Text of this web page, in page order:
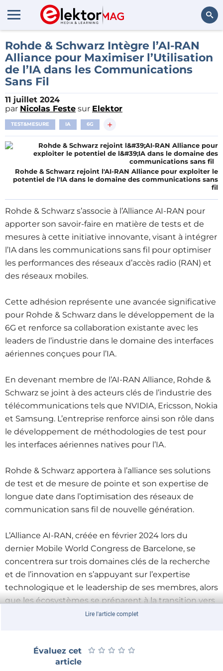
Rechercher
Rohde & Schwarz Intègre l’AI-RAN
Alliance pour Maximiser l’Utilisation
de l’IA dans les Communications
Sans Fil
11 juillet 2024
par Nicolas Feste sur Elektor
TEST&MESURE IA 6G +
Rohde & Schwarz rejoint l'AI-RAN Alliance pour exploiter le
potentiel de l'IA dans le domaine des communications sans
fil
Rohde & Schwarz s’associe à l’Alliance AI-RAN pour
apporter son savoir-faire en matière de tests et de
mesures à cette initiative innovante, visant à intégrer
l’IA dans les communications sans fil pour optimiser
les performances des réseaux d’accès radio (RAN) et
des réseaux mobiles.
Cette adhésion représente une avancée significative
pour Rohde & Schwarz dans le développement de la
6G et renforce sa collaboration existante avec les
leaders de l’industrie dans le domaine des interfaces
aériennes conçues pour l’IA.
En devenant membre de l’AI-RAN Alliance, Rohde &
Schwarz se joint à des acteurs clés de l’industrie des
télécommunications tels que NVIDIA, Ericsson, Nokia
et Samsung. L’entreprise renforce ainsi son rôle dans
le développement de méthodologies de test pour
les interfaces aériennes natives pour l’IA.
Rohde & Schwarz apportera à l’alliance ses solutions
de test et de mesure de pointe et son expertise de
longue date dans l’optimisation des réseaux de
communication sans fil de nouvelle génération.
L’Alliance AI-RAN, créée en février 2024 lors du
dernier Mobile World Congress de Barcelone, se
concentrera sur trois domaines clés de la recherche
et de l’innovation en s’appuyant sur l’expertise
technologique et le leadership de ses membres, alors
que les écosystèmes se préparent à la transition vers
spectrale.
IA et RAN : intégrer les processus IA et RAN
Lire l'article complet
Évaluez cet
article
★ ★ ★ ★ ★
★ ★ ★ ★ ★